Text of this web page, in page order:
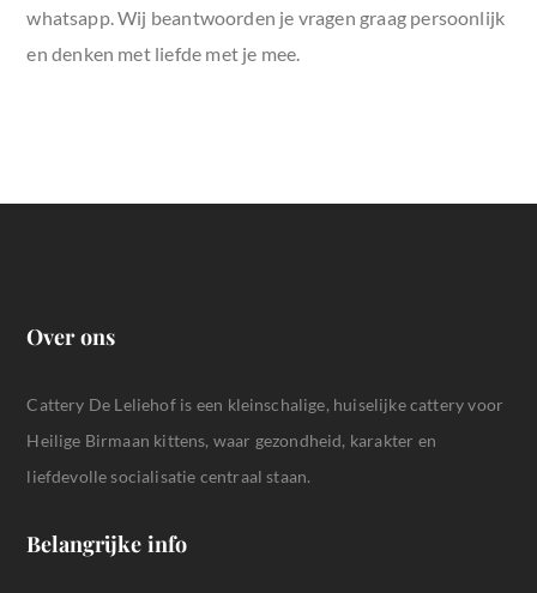
whatsapp. Wij beantwoorden je vragen graag persoonlijk
en denken met liefde met je mee.
Over ons
Cattery De Leliehof is een kleinschalige, huiselijke cattery voor
Heilige Birmaan kittens, waar gezondheid, karakter en
liefdevolle socialisatie centraal staan.
Belangrijke info